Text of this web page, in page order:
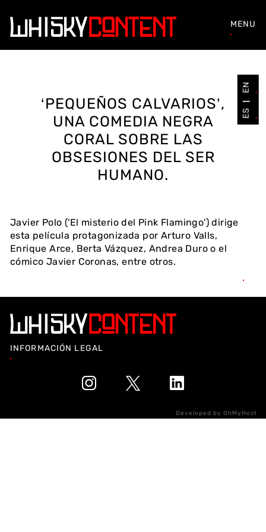
MENU
ES
EN
‘PEQUEÑOS CALVARIOS’,
UNA COMEDIA NEGRA
CORAL SOBRE LAS
OBSESIONES DEL SER
HUMANO.
Javier Polo ('El misterio del Pink Flamingo') dirige
esta película protagonizada por Arturo Valls,
Enrique Arce, Berta Vázquez, Andrea Duro o el
cómico Javier Coronas, entre otros.
INFORMACIÓN LEGAL
Developed by OhMyHost